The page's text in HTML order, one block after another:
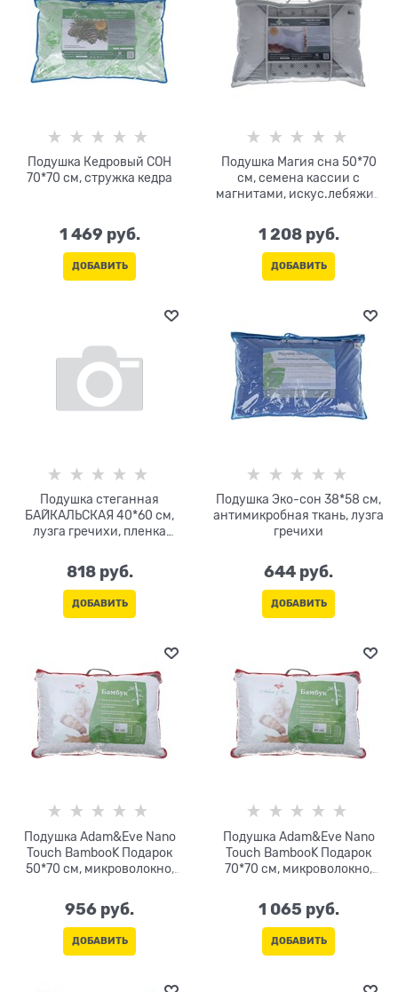
Подушка Кедровый СОН
70*70 см, стружка кедра
1 469 руб.
ДОБАВИТЬ
Подушка Магия сна 50*70
см, семена кассии с
магнитами, искус.лебяжий
1 208 руб.
ДОБАВИТЬ
Подушка стеганная
БАЙКАЛЬСКАЯ 40*60 см,
лузга гречихи, пленка
818 руб.
ДОБАВИТЬ
Подушка Эко-сон 38*58 см,
антимикробная ткань, лузга
гречихи
644 руб.
ДОБАВИТЬ
Подушка Adam&Eve Nano
Touch BambooK Подарок
50*70 см, микроволокно,
956 руб.
ДОБАВИТЬ
Подушка Adam&Eve Nano
Touch BambooK Подарок
70*70 см, микроволокно,
1 065 руб.
ДОБАВИТЬ